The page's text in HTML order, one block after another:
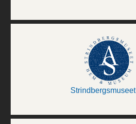
Strindbergsmuseet